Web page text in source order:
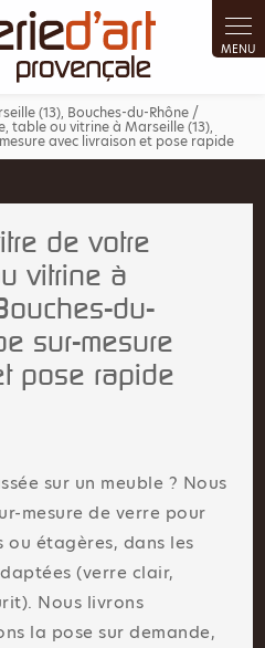
(13), Bouches-du-Rhône /
table ou vitrine à Marseille (13),
avec livraison et pose rapide
de votre
vitrine à
du-
sur-mesure
pose rapide
sur un meuble ? Nous
mesure de verre pour
étagères, dans les
(verre clair,
Nous livrons
la pose sur demande,